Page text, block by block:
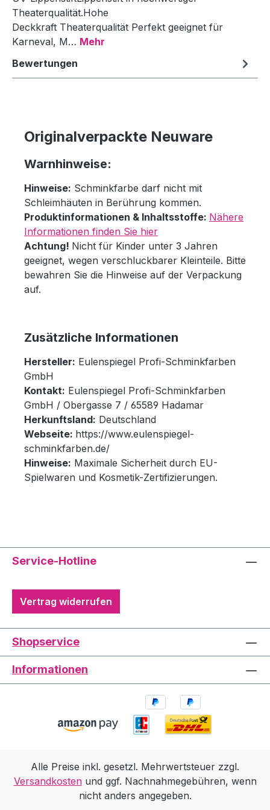
Theaterqualität.Hohe
Deckkraft Theaterqualität Perfekt geeignet für
Karneval, M… Mehr
Bewertungen
Originalverpackte Neuware
Warnhinweise:
Hinweise: Schminkfarbe darf nicht mit
Schleimhäuten in Berührung kommen.
Produktinformationen & Inhaltsstoffe: Nähere
Informationen finden Sie hier
Achtung! Nicht für Kinder unter 3 Jahren
geeignet, wegen verschluckbarer Kleinteile. Bitte
bewahren Sie die Hinweise auf der Verpackung
auf.
Zusätzliche Informationen
Hersteller: Eulenspiegel Profi-Schminkfarben
GmbH
Kontakt: Eulenspiegel Profi-Schminkfarben
GmbH / Obergasse 7 / 65589 Hadamar
Herkunftsland: Deutschland
Webseite: https://www.eulenspiegel-
schminkfarben.de/
Hinweise: Maximale Sicherheit durch EU-
Spielwaren und Kosmetik-Zertifizierungen.
Service-Hotline
Vertrag widerrufen
Shopservice
Informationen
Alle Preise inkl. gesetzl. Mehrwertsteuer zzgl.
Versandkostenund ggf. Nachnahmegebühren, wenn
nicht anders angegeben.